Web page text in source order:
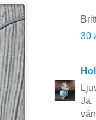
30
Ja,